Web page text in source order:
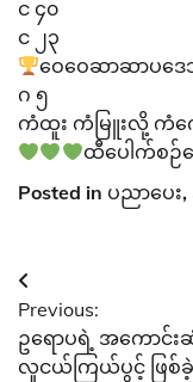
င ၄၀
င ၂၃
ဝေဝေဆာဆာပဒ
ဂ ၅
ကံထူး ကံမြူးလို့ ကံကေ
ထီပေါက်စဉ်ပ
Posted in ပညာပေး,
Post
navigation
Previous:
ဥရောပရဲ့ အကောင်း
လူငယ်ကြယ်ပွင့် ဖြစ်